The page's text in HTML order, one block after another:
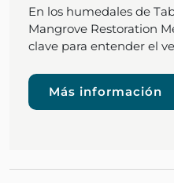
En los humedales de
Mangrove Restoration
clave para entender el
Más información